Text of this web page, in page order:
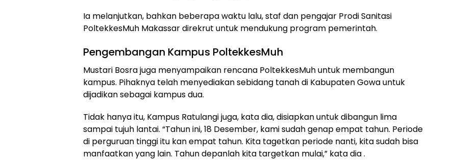
Ia melanjutkan, bahkan beberapa waktu lalu, staf dan pengajar Prodi Sanitasi
PoltekkesMuh Makassar direkrut untuk mendukung program pemerintah.
Pengembangan Kampus PoltekkesMuh
Mustari Bosra juga menyampaikan rencana PoltekkesMuh untuk membangun
kampus. Pihaknya telah menyediakan sebidang tanah di Kabupaten Gowa untuk
dijadikan sebagai kampus dua.
Tidak hanya itu, Kampus Ratulangi juga, kata dia, disiapkan untuk dibangun lima
sampai tujuh lantai. “Tahun ini, 18 Desember, kami sudah genap empat tahun. Periode
di perguruan tinggi itu kan empat tahun. Kita tagetkan periode nanti, kita sudah bisa
manfaatkan yang lain. Tahun depanlah kita targetkan mulai,” kata dia .